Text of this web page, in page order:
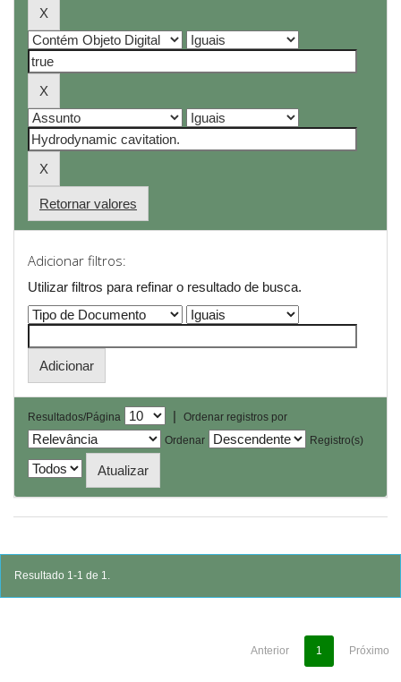
Retornar valores
Adicionar filtros:
Utilizar filtros para refinar o resultado de busca.
Resultados/Página |
Ordenar registros por
Ordenar
Registro(s)
Resultado 1-1 de 1.
Anterior 1 Próximo